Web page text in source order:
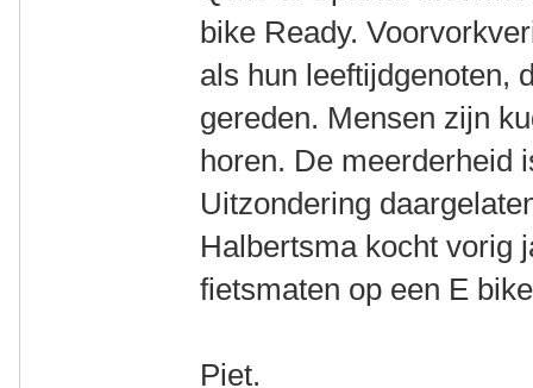
bike Ready.
als hun leeftijdgenoten,
gereden. Mensen zijn
horen. De meerderheid
Uitzondering
Halbertsma kocht vorig
fietsmaten op een E
Piet.